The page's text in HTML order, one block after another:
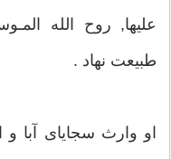
عليها, روح الله
طبيعت نهاد .
او وارث سجاياى آبا